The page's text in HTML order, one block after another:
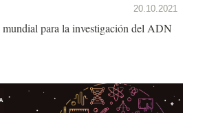
20.10.2021
para la investigación del ADN